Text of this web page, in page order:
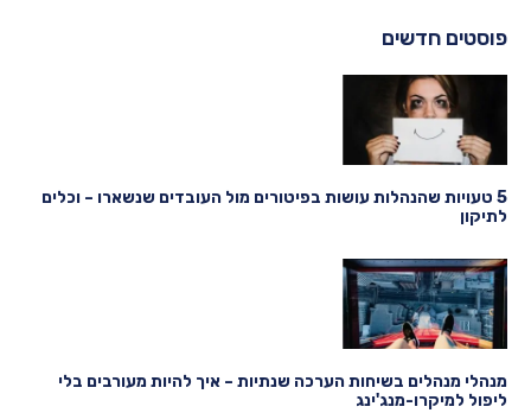
פוסטים חדשים
5 טעויות שהנהלות עושות בפיטורים מול העובדים שנשארו – וכלים
לתיקון
מנהלי מנהלים בשיחות הערכה שנתיות – איך להיות מעורבים בלי
ליפול למיקרו-מנג'ינג